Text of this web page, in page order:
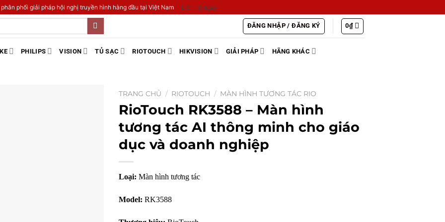
phối giải pháp hội nghị truyền hình hàng đầu tại Việt Nam Liên hệ ngay
ĐĂNG NHẬP / ĐĂNG KÝ 0₫
PHILIPS VISION TỦ SẠC RIOTOUCH HIKVISION GIẢI PHÁP HÃNG KHÁC
TRANG CHỦ / RIOTOUCH / MÀN HÌNH TƯƠNG TÁC RIO
RioTouch RK3588 – Màn hình
tương tác AI thông minh cho giáo
dục và doanh nghiệp
Loại: Màn hình tương tác
Model: RK3588